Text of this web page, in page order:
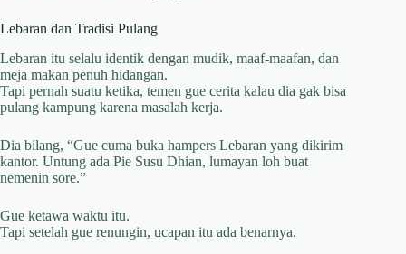
Lebaran dan Tradisi Pulang
Lebaran itu selalu identik dengan mudik, maaf-maafan, dan
meja makan penuh hidangan.
Tapi pernah suatu ketika, temen gue cerita kalau dia gak bisa
pulang kampung karena masalah kerja.
Dia bilang, “Gue cuma buka hampers Lebaran yang dikirim
kantor. Untung ada Pie Susu Dhian, lumayan loh buat
nemenin sore.”
Gue ketawa waktu itu.
Tapi setelah gue renungin, ucapan itu ada benarnya.